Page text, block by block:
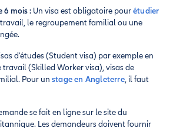
6 mois : Un visa est obligatoire pourétudier
travail, le regroupement familial ou une
d'études (Student visa) par exemple en
travail (Skilled Worker visa), visas de
Pour un stage en Angleterre, il faut
se fait en ligne sur le site du
Les demandeurs doivent fournir